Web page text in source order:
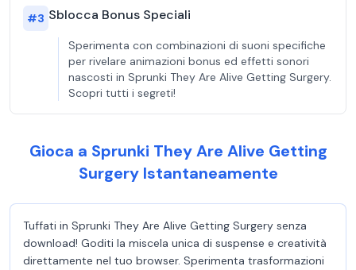
#3 Sblocca Bonus Speciali
Sperimenta con combinazioni di suoni specifiche
per rivelare animazioni bonus ed effetti sonori
nascosti in Sprunki They Are Alive Getting Surgery.
Scopri tutti i segreti!
Gioca a Sprunki They Are Alive Getting
Surgery Istantaneamente
Tuffati in Sprunki They Are Alive Getting Surgery senza
download! Goditi la miscela unica di suspense e creatività
direttamente nel tuo browser. Sperimenta trasformazioni